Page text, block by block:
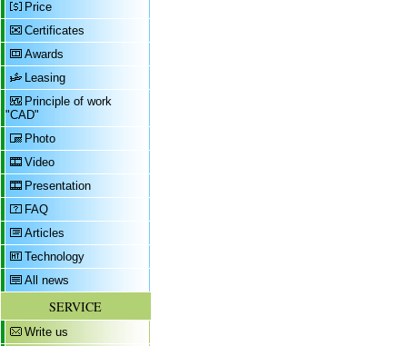
Price
Certificates
Awards
Leasing
Principle of work
"CAD"
Photo
Video
Presentation
FAQ
Articles
Technology
All news
SERVICE
Write us